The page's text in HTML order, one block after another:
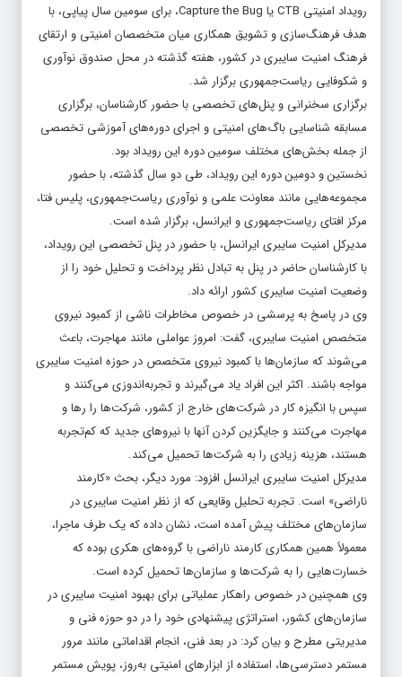
رویداد امنیتی CTB یا Capture the Bug، برای سومین سال پیاپی، با
هدف فرهنگ‌سازی و تشویق همکاری میان متخصصان امنیتی و ارتقای
فرهنگ امنیت سایبری در کشور، هفته گذشته در محل صندوق نوآوری
و شکوفایی ریاست‌جمهوری برگزار شد.
برگزاری سخنرانی و پنل‌های تخصصی با حضور کارشناسان، برگزاری
مسابقه شناسایی باگ‌های امنیتی و اجرای دوره‌های آموزشی تخصصی
از جمله بخش‌های مختلف سومین دوره این رویداد بود.
نخستین و دومین دوره این رویداد، طی دو سال گذشته، با حضور
مجموعه‌هایی مانند معاونت علمی و نوآوری ریاست‌جمهوری، پلیس فتا،
مرکز افتای ریاست‌جمهوری و ایرانسل، برگزار شده است.
مدیرکل امنیت سایبری ایرانسل، با حضور در پنل تخصصی این رویداد،
با کارشناسان حاضر در پنل به تبادل نظر پرداخت و تحلیل خود را از
وضعیت امنیت سایبری کشور ارائه داد.
وی در پاسخ به پرسشی در خصوص مخاطرات ناشی از کمبود نیروی
متخصص امنیت سایبری، گفت: امروز عواملی مانند مهاجرت، باعث
می‌شوند که سازمان‌ها با کمبود نیروی متخصص در حوزه امنیت سایبری
مواجه باشند. اکثر این افراد یاد می‌گیرند و تجربه‌اندوزی می‌کنند و
سپس با انگیزه کار در شرکت‌های خارج از کشور، شرکت‌ها را رها و
مهاجرت می‌کنند و جایگزین کردن آنها با نیروهای جدید که کم‌تجربه
هستند، هزینه زیادی را به شرکت‌ها تحمیل می‌کند.
مدیرکل امنیت سایبری ایرانسل افزود: مورد دیگر، بحث «کارمند
ناراضی» است. تجربه تحلیل وقایعی که از نظر امنیت سایبری در
سازمان‌های مختلف پیش آمده است، نشان داده که یک طرف ماجرا،
معمولاً همین همکاری کارمند ناراضی با گروه‌های هکری بوده که
خسارت‌هایی را به شرکت‌ها و سازمان‌ها تحمیل کرده است.
وی همچنین در خصوص راهکار عملیاتی برای بهبود امنیت سایبری در
سازمان‌های کشور، استراتژی پیشنهادی خود را در دو حوزه فنی و
مدیریتی مطرح و بیان کرد: در بعد فنی، انجام اقداماتی مانند مرور
مستمر دسترسی‌ها، استفاده از ابزارهای امنیتی به‌روز، پویش مستمر